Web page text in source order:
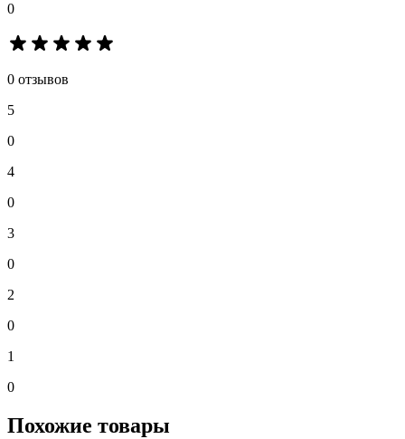
0
0 отзывов
5
0
4
0
3
0
2
0
1
0
Похожие товары